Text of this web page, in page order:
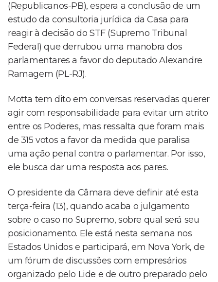
(Republicanos-PB), espera a conclusão de um
estudo da consultoria jurídica da Casa para
reagir à decisão do STF (Supremo Tribunal
Federal) que derrubou uma manobra dos
parlamentares a favor do deputado Alexandre
Ramagem (PL-RJ).
Motta tem dito em conversas reservadas querer
agir com responsabilidade para evitar um atrito
entre os Poderes, mas ressalta que foram mais
de 315 votos a favor da medida que paralisa
uma ação penal contra o parlamentar. Por isso,
ele busca dar uma resposta aos pares.
O presidente da Câmara deve definir até esta
terça-feira (13), quando acaba o julgamento
sobre o caso no Supremo, sobre qual será seu
posicionamento. Ele está nesta semana nos
Estados Unidos e participará, em Nova York, de
um fórum de discussões com empresários
organizado pelo Lide e de outro preparado pelo